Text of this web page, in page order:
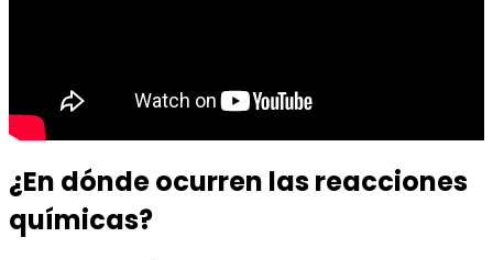
¿En dónde ocurren las reacciones
químicas?